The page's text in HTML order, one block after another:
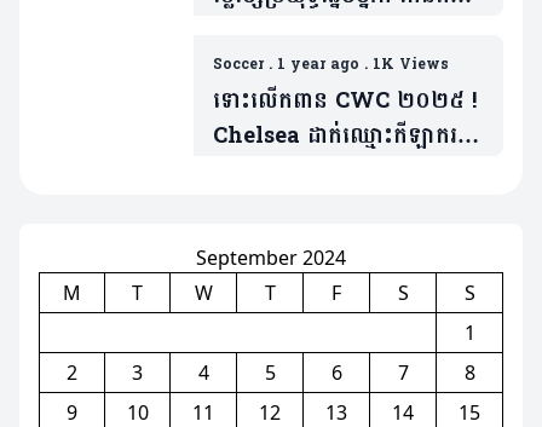
Soccer. 1 year ago . 1K Views
ទោះលើកពាន CWC ២០២៥ !
Chelsea ដាក់ឈ្មោះកីឡាករ
September 2024
M
T W T F S
S
1
2
3 4 5 6 7
8
9
10 11 12 13 14
15